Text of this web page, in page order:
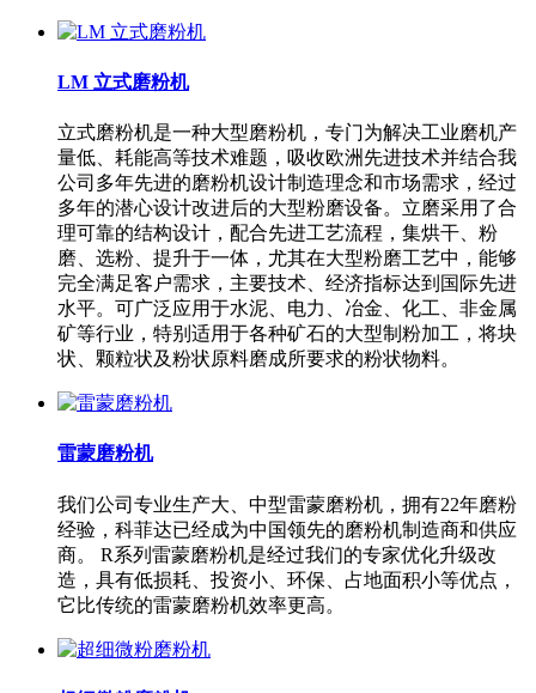
LM 立式磨粉机
立式磨粉机是一种大型磨粉机，专门为解决工业磨机产
量低、耗能高等技术难题，吸收欧洲先进技术并结合我
公司多年先进的磨粉机设计制造理念和市场需求，经过
多年的潜心设计改进后的大型粉磨设备。立磨采用了合
理可靠的结构设计，配合先进工艺流程，集烘干、粉
磨、选粉、提升于一体，尤其在大型粉磨工艺中，能够
完全满足客户需求，主要技术、经济指标达到国际先进
水平。可广泛应用于水泥、电力、冶金、化工、非金属
矿等行业，特别适用于各种矿石的大型制粉加工，将块
状、颗粒状及粉状原料磨成所要求的粉状物料。
雷蒙磨粉机
我们公司专业生产大、中型雷蒙磨粉机，拥有22年磨粉
经验，科菲达已经成为中国领先的磨粉机制造商和供应
商。 R系列雷蒙磨粉机是经过我们的专家优化升级改
造，具有低损耗、投资小、环保、占地面积小等优点，
它比传统的雷蒙磨粉机效率更高。